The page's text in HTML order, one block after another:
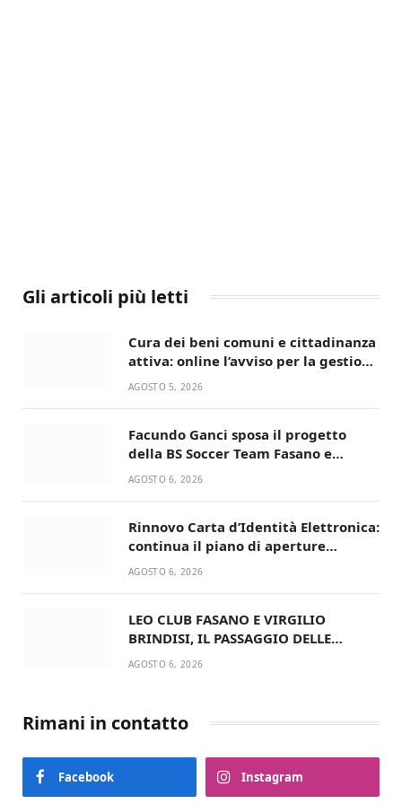
Gli articoli più letti
Cura dei beni comuni e cittadinanza
attiva: online l’avviso per la gestione
condivisa della Villetta di Laureto
AGOSTO 5, 2026
Facundo Ganci sposa il progetto
della BS Soccer Team Fasano e
ritorna in campo
AGOSTO 6, 2026
Rinnovo Carta d’Identità Elettronica:
continua il piano di aperture
straordinarie del Comune di Fasano
AGOSTO 6, 2026
LEO CLUB FASANO E VIRGILIO
BRINDISI, IL PASSAGGIO DELLE
CONSEGNE RINNOVA UN’AMICIZIA
AGOSTO 6, 2026
Rimani in contatto
Facebook Instagram